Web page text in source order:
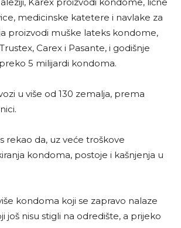
medicinske katetere i navlake za
proizvodi muške lateks kondome,
Carex i Pasante, i godišnje
5 milijardi kondoma.
u više od 130 zemalja, prema
rekao da, uz veće troškove
kondoma, postoje i kašnjenja u
kondoma koji se zapravo nalaze
još nisu stigli na odredište, a prijeko